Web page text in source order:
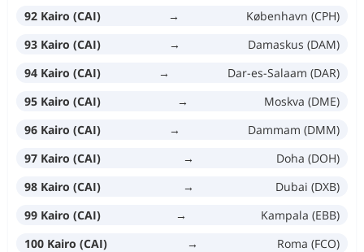
92 Kairo (CAI)
→
København (CPH)
93 Kairo (CAI)
→
Damaskus (DAM)
94 Kairo (CAI)
→
Dar-es-Salaam (DAR)
95 Kairo (CAI)
→
Moskva (DME)
96 Kairo (CAI)
→
Dammam (DMM)
97 Kairo (CAI)
→
Doha (DOH)
98 Kairo (CAI)
→
Dubai (DXB)
99 Kairo (CAI)
→
Kampala (EBB)
100 Kairo (CAI)
→
Roma (FCO)